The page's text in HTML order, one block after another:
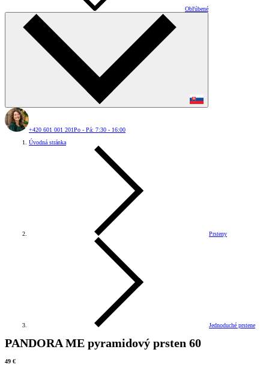
Obľúbené
+420 601 001 201Po - Pá: 7:30 - 16:00
Úvodná stránka
Prsteny
Jednoduché prstene
PANDORA ME pyramidový prsten 60
49 €